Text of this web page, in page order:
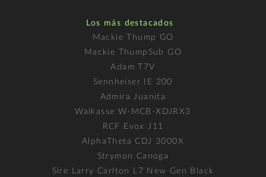
Los más destacados
Mackie Thump GO
Mackie ThumpSub GO
Adam T7V
Sennheiser IE 200
Admira Juanita
Walkasse W-MCB-XDJRX3
RCF Evox J11
AlphaTheta CDJ 3000X
Strymon Canoga
Sire Larry Carlton L7 New Gen Black